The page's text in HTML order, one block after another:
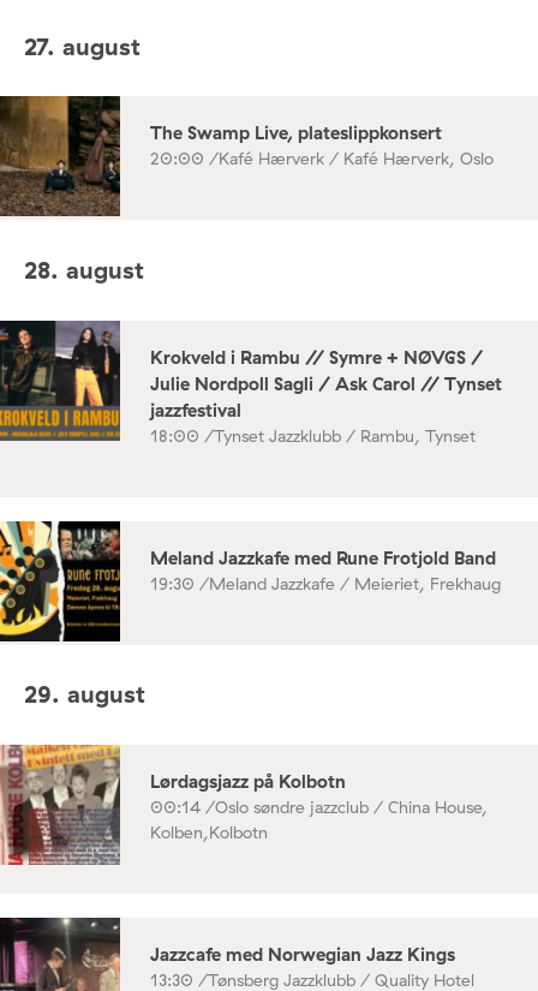
27. august
The Swamp Live, plateslippkonsert
20:00 /Kafé Hærverk / Kafé Hærverk, Oslo
28. august
Krokveld i Rambu // Symre + NØVGS /
Julie Nordpoll Sagli / Ask Carol // Tynset
jazzfestival
18:00 /Tynset Jazzklubb / Rambu, Tynset
Meland Jazzkafe med Rune Frotjold Band
19:30 /Meland Jazzkafe / Meieriet, Frekhaug
29. august
Lørdagsjazz på Kolbotn
00:14 /Oslo søndre jazzclub / China House,
Kolben,Kolbotn
Jazzcafe med Norwegian Jazz Kings
13:30 /Tønsberg Jazzklubb / Quality Hotel